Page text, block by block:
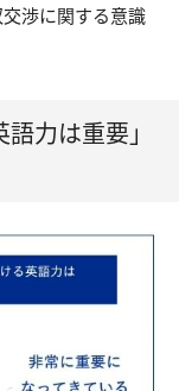
渉に関する意識
力は重要」